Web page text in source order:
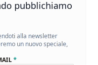
pubblichiamo
alla newsletter
un nuovo speciale,
*